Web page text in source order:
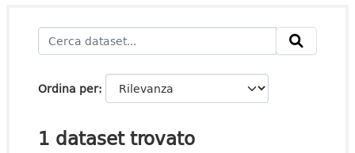
Ordina per
1 dataset trovato